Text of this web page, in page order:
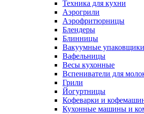
Техника для кухни
Аэрогрили
Аэрофритюрницы
Блендеры
Блинницы
Вакуумные упаковщики
Вафельницы
Весы кухонные
Вспениватели для
Грили
Йогуртницы
Кофеварки и
Кухонные машины и